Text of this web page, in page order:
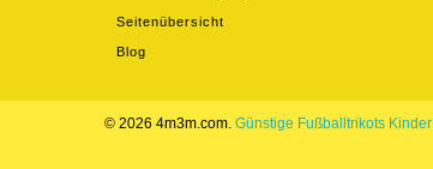
Seitenübersicht
Blog
© 2026 4m3m.com. Günstige Fußballtrikots Kinder